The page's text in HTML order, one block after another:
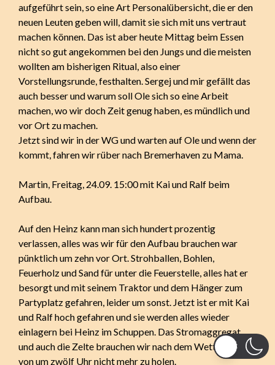
aufgeführt sein, so eine Art Personalübersicht, die er den
neuen Leuten geben will, damit sie sich mit uns vertraut
machen können. Das ist aber heute Mittag beim Essen
nicht so gut angekommen bei den Jungs und die meisten
wollten am bisherigen Ritual, also einer
Vorstellungsrunde, festhalten. Sergej und mir gefällt das
auch besser und warum soll Ole sich so eine Arbeit
machen, wo wir doch Zeit genug haben, es mündlich und
vor Ort zu machen.
Jetzt sind wir in der WG und warten auf Ole und wenn der
kommt, fahren wir rüber nach Bremerhaven zu Mama.
Martin, Freitag, 24.09. 15:00 mit Kai und Ralf beim
Aufbau.
Auf den Heinz kann man sich hundert prozentig
verlassen, alles was wir für den Aufbau brauchen war
pünktlich um zehn vor Ort. Strohballen, Bohlen,
Feuerholz und Sand für unter die Feuerstelle, alles hat er
besorgt und mit seinem Traktor und dem Hänger zum
Partyplatz gefahren, leider um sonst. Jetzt ist er mit Kai
und Ralf hoch gefahren und sie werden alles wieder
einlagern bei Heinz im Schuppen. Das Stromaggregat
und auch die Zelte brauchen wir nach dem Wetterbericht
von um zwölf Uhr nicht mehr zu holen.